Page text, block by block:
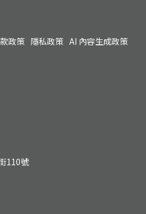
政策 隱私政策 AI 內容生成政策
110號